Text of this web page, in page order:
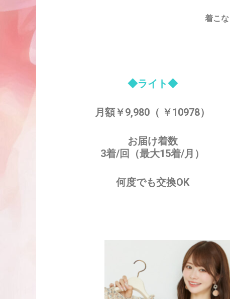
着こ
◆ライト◆
月額￥9,980（ ￥10978）
お届け着数
3着/回（最大15着/月）
何度でも交換OK